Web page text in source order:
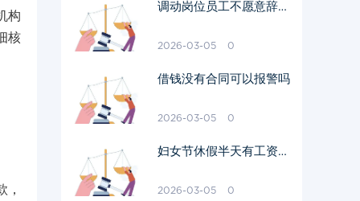
构
核
调动岗位员工不愿意辞职
2026-03-05 0
借钱没有合同可以报警吗
2026-03-05 0
妇女节休假半天有工资吗
2026-03-05 0